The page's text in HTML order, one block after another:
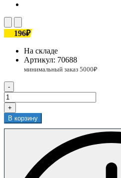
196₽
На складе
Артикул: 70688
-
+
В корзину